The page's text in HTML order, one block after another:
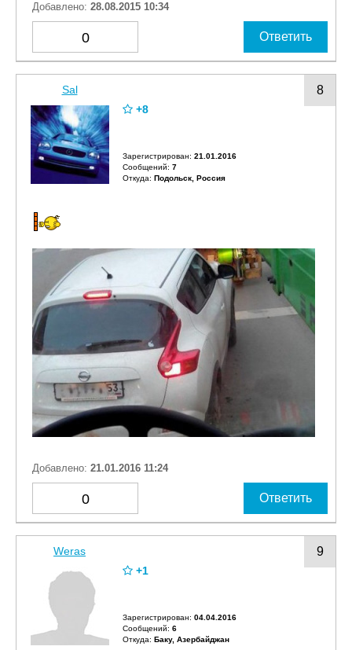
Добавлено: 28.08.2015 10:34
0 Ответить
8
Sal
+8
Зарегистрирован: 21.01.2016
Сообщений: 7
Откуда: Подольск, Россия
Добавлено: 21.01.2016 11:24
0 Ответить
9
Weras
+1
Зарегистрирован: 04.04.2016
Сообщений: 6
Откуда: Баку, Азербайджан